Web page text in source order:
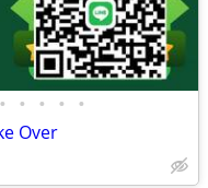
• • • • •
Over